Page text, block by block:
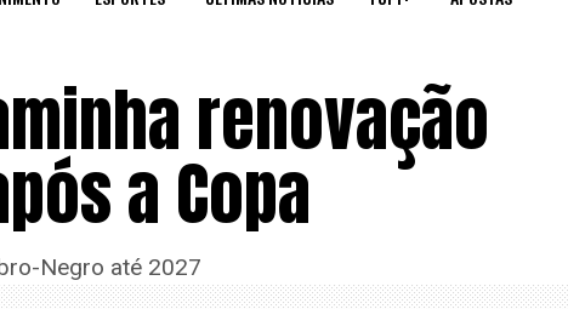
renovação
a Copa
Negro até 2027